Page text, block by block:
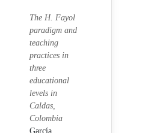
The H. Fayol
paradigm and
teaching
practices in
three
educational
levels in
Caldas,
Colombia
García